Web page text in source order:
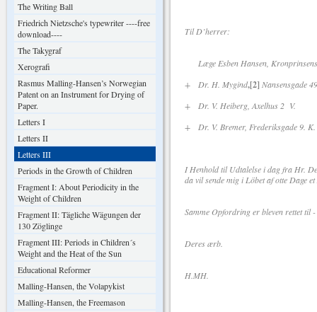
The Writing Ball
Friedrich Nietzsche's typewriter ----free
download----
The Takygraf
Xerografi
Rasmus Malling-Hansen’s Norwegian
Patent on an Instrument for Drying of
Paper.
Letters I
Letters II
Letters III
Periods in the Growth of Children
Fragment I: About Periodicity in the
Weight of Children
Fragment II: Tägliche Wägungen der
130 Zöglinge
Fragment III: Periods in Children´s
Weight and the Heat of the Sun
Educational Reformer
Malling-Hansen, the Volapykist
Malling-Hansen, the Freemason
Til D’herrer:
Læge Esben Hansen,
+ Dr. H. Mygind,[2] Nansensgade
+ Dr. V. Heiberg, Axelhus 2 V.
+ Dr. V. Bremer, Frederiksgade 9. K.
I Henhold til Udtalelse i dag fra Hr.
da vil sende mig i Löbet af otte Dage
Samme Opfordring er bleven rettet til
Deres ærb.
H.MH.